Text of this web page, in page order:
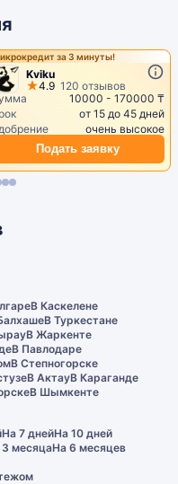
за 3 минуты!
Kviku
4.9 120 отзывов
10000 - 170000 ₸
от 15 до 45 дней
очень высокое
Подать заявку
В Каскелене
В Туркестане
В Жаркенте
В Павлодаре
В Степногорске
В АктауВ Караганде
В Шымкенте
На 7 днейНа 10 дней
месяцаНа 6 месяцев